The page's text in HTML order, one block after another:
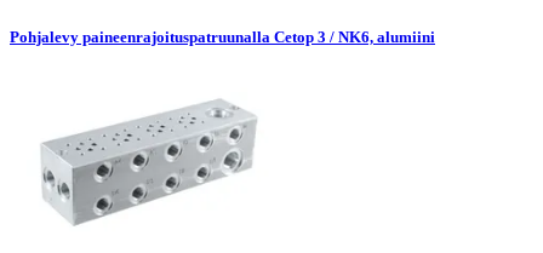
Pohjalevy paineenrajoituspatruunalla Cetop 3 / NK6, alumiini